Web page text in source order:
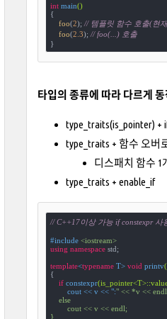
int main()
{
foo(2); // 템플릿 함수 호출(현
foo(2.3); // foo(...) 호출
}
타입의 종류에 따라 다르게
type_traits(is_pointer) +
type_traits + 함수 오버
디스패치 함수 1
type_traits + enable_if
// C++17이상 가능 if constexpr 사
#include <iostream>
using namespace std;
template<typename T> void printv(
{
if constexpr
        cout << v << ":
" << *v <<
    else
        cout << v << endl;
}